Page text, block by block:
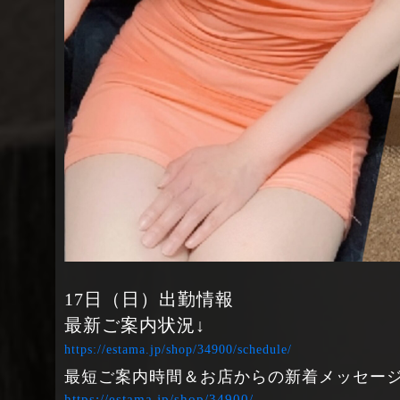
17日（日）出勤情報
最新ご案内状況↓
https://estama.jp/shop/34900/schedule/
最短ご案内時間＆お店からの新着メッセー